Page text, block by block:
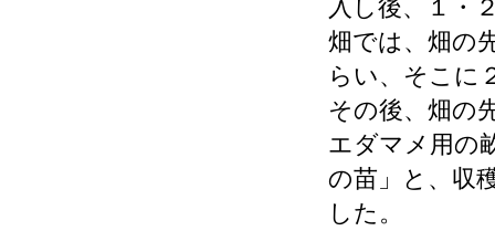
入し後、１・
畑では、畑の
らい、そこに
その後、畑の
エダマメ用の
の苗」と、収
した。